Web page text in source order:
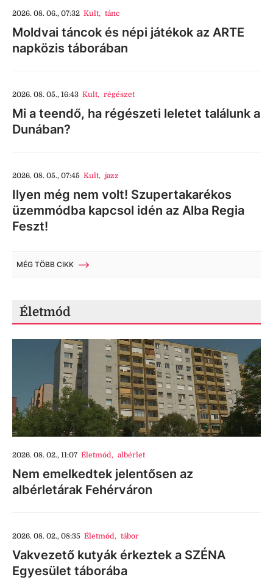
2026. 08. 06., 07:32 Kult, tánc
Moldvai táncok és népi játékok az ARTE
napközis táborában
2026. 08. 05., 16:43 Kult, régészet
Mi a teendő, ha régészeti leletet találunk a
Dunában?
2026. 08. 05., 07:45 Kult, jazz
Ilyen még nem volt! Szupertakarékos
üzemmódba kapcsol idén az Alba Regia
Feszt!
MÉG TÖBB CIKK
Életmód
2026. 08. 02., 11:07 Életmód, albérlet
Nem emelkedtek jelentősen az
albérletárak Fehérváron
2026. 08. 02., 08:35 Életmód, tábor
Vakvezető kutyák érkeztek a SZÉNA
Egyesület táborába